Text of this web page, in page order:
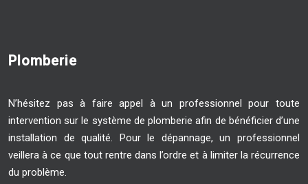
Plomberie
N’hésitez pas à faire appel à un professionnel pour toute
intervention sur le système de plomberie afin de bénéficier d’une
installation de qualité. Pour le dépannage, un professionnel
veillera à ce que tout rentre dans l’ordre et à limiter la récurrence
du problème.